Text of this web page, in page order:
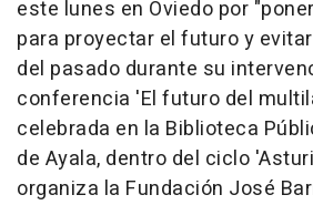
este lunes en Oviedo por
para proyectar el futuro y
del pasado durante su
conferencia 'El futuro del
celebrada en la Biblioteca
de Ayala, dentro del ciclo
organiza la Fundación José